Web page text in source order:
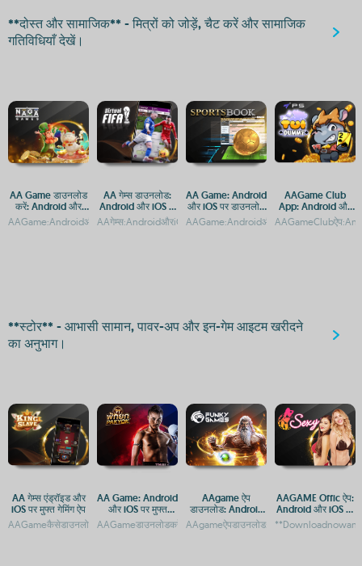
**दोस्त और सामाजिक** - मित्रों को जोड़ें, चैट करें और सामाजिक
गतिविधियाँ देखें।
AA Game डाउनलोड
करें: Android और
iOS पर मुफ्त गेमिंग
अनुभव
AA गेम्स डाउनलोड:
Android और iOS के
लिए मुफ्त गेमिंग एप
AA Game: Android
और iOS पर डाउनलोड
और एक्सेस गाइड
AAGame Club
App: Android और
iOS के लिए डाउनलोड
गाइड
**स्टोर** - आभासी सामान, पावर-अप और इन-गेम आइटम खरीदने
का अनुभाग।
AA गेम्स एंड्रॉइड और
iOS पर मुफ्त गेमिंग ऐप
AA Game: Android
और iOS पर मुफ्त
डाउनलोड और एक्सेस
गाइड
AAgame ऐप
डाउनलोड: Android
और iOS प्लेटफ़ॉर्म पर
गेमिंग एक्सेस
AAGAME Offic ऐप:
Android और iOS पर
डाउनलोड करें